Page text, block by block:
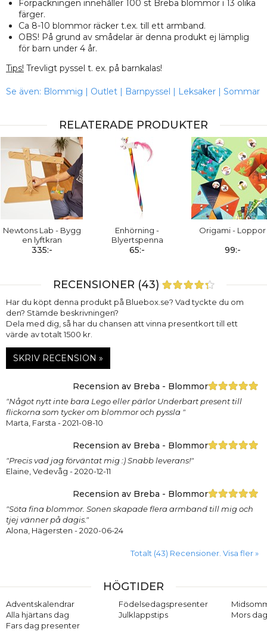
Förpackningen innehåller 100 st Breba blommor i 13 olika
färger.
Ca 8-10 blommor räcker t.ex. till ett armband.
OBS! På grund av smådelar är denna produkt ej lämplig
för barn under 4 år.
Tips! Trevligt pyssel t. ex. på barnkalas!
Se även: Blommig | Outlet | Barnpyssel | Leksaker | Sommar
RELATERADE PRODUKTER
Newtons Lab - Bygg
en lyftkran
335:-
Enhörning -
Blyertspenna
65:-
Origami - Loppor
99:-
RECENSIONER (43)
Har du köpt denna produkt på Bluebox.se? Vad tyckte du om
den? Stämde beskrivningen?
Dela med dig, så har du chansen att vinna presentkort till ett
värde av totalt 1500 kr.
SKRIV RECENSION »
Recension av Breba - Blommor
"Något nytt inte bara Lego eller pärlor Underbart present till
flickorna som tycker om blommor och pyssla "
Marta, Farsta - 2021-08-10
Recension av Breba - Blommor
"Precis vad jag förväntat mig :) Snabb leverans!"
Elaine, Vedevåg - 2020-12-11
Recension av Breba - Blommor
"Söta fina blommor. Sonen skapade flera armband till mig och
tjej vänner på dagis."
Alona, Hägersten - 2020-06-24
Totalt (43) Recensioner. Visa fler »
HÖGTIDER
Adventskalendrar
Alla hjärtans dag
Fars dag presenter
Födelsedagspresenter
Julklappstips
Mors